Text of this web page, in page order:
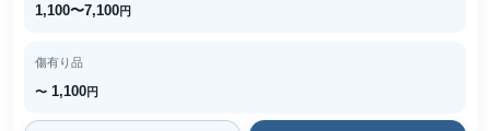
1,100〜7,100円
傷有り品
〜 1,100円